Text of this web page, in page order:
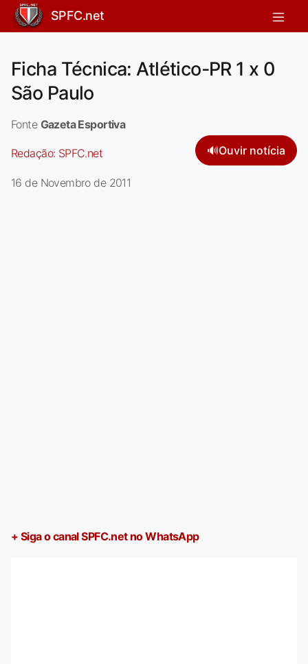
SPFC.net
Ficha Técnica: Atlético-PR 1 x 0
São Paulo
Fonte Gazeta Esportiva
Redação: SPFC.net 🔊Ouvir notícia
16 de Novembro de 2011
+ Siga o canal SPFC.net no WhatsApp